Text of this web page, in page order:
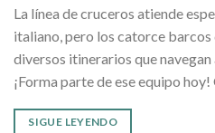
La línea de cruceros atiende
italiano, pero los catorce
diversos itinerarios que navegan
¡Forma parte de ese equipo
SIGUE LEYENDO